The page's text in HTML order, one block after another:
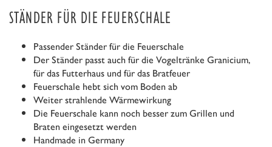
STÄNDER FÜR DIE FEUERSCHALE
Passender Ständer für die Feuerschale
Der Ständer passt auch für die Vogeltränke Granicium,
für das Futterhaus und für das Bratfeuer
Feuerschale hebt sich vom Boden ab
Weiter strahlende Wärmewirkung
Die Feuerschale kann noch besser zum Grillen und
Braten eingesetzt werden
Handmade in Germany